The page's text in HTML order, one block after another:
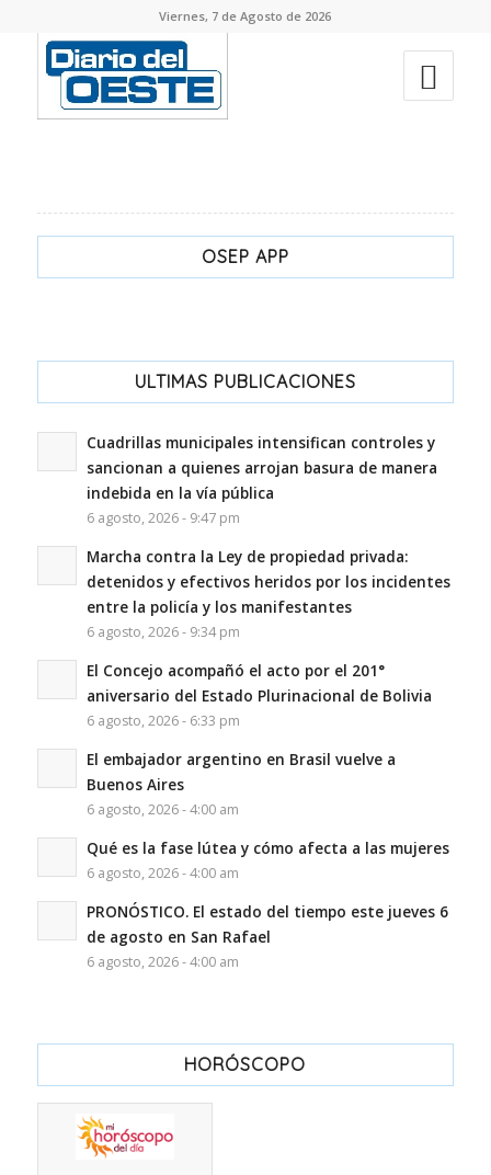
Viernes, 7 de Agosto de 2026
OSEP APP
ULTIMAS PUBLICACIONES
Cuadrillas municipales intensifican controles y
sancionan a quienes arrojan basura de manera
indebida en la vía pública
6 agosto, 2026 - 9:47 pm
Marcha contra la Ley de propiedad privada:
detenidos y efectivos heridos por los incidentes
entre la policía y los manifestantes
6 agosto, 2026 - 9:34 pm
El Concejo acompañó el acto por el 201°
aniversario del Estado Plurinacional de Bolivia
6 agosto, 2026 - 6:33 pm
El embajador argentino en Brasil vuelve a
Buenos Aires
6 agosto, 2026 - 4:00 am
Qué es la fase lútea y cómo afecta a las mujeres
6 agosto, 2026 - 4:00 am
PRONÓSTICO. El estado del tiempo este jueves 6
de agosto en San Rafael
6 agosto, 2026 - 4:00 am
HORÓSCOPO